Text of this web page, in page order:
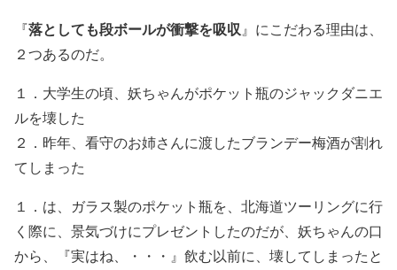
『落としても段ボールが衝撃を吸収』にこだわる理由は、
２つあるのだ。
１．大学生の頃、妖ちゃんがポケット瓶のジャックダニエ
ルを壊した
２．昨年、看守のお姉さんに渡したブランデー梅酒が割れ
てしまった
１．は、ガラス製のポケット瓶を、北海道ツーリングに行
く際に、景気づけにプレゼントしたのだが、妖ちゃんの口
から、『実はね、・・・』飲む以前に、壊してしまったと